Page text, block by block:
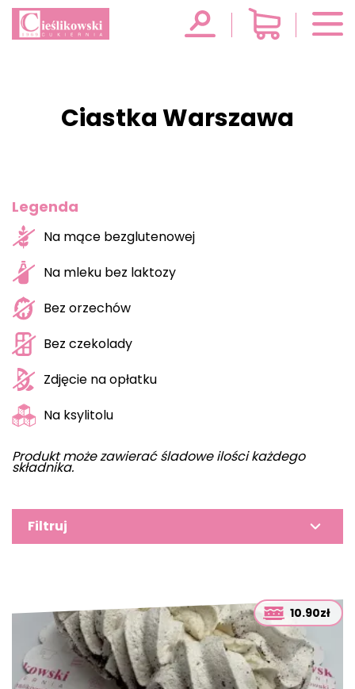
Ciastka Warszawa
Legenda
Na mące bezglutenowej
Na mleku bez laktozy
Bez orzechów
Bez czekolady
Zdjęcie na opłatku
Na ksylitolu
Produkt może zawierać śladowe ilości każdego
składnika.
Filtruj
10.90zł